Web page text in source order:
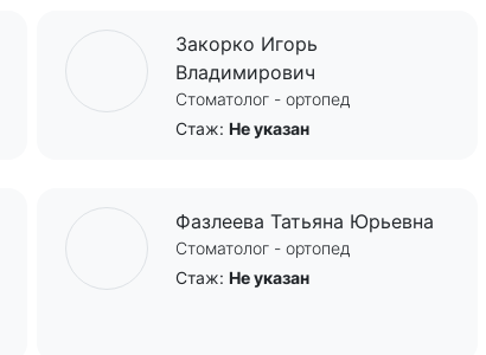
Закорко Игорь
Владимирович
Стоматолог - ортопед
Стаж: Не указан
Фазлеева Татьяна Юрьевна
Стоматолог - ортопед
Стаж: Не указан